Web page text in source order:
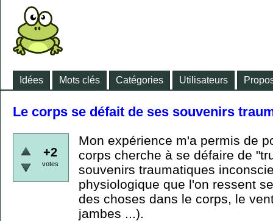
Idées Mots clés Catégories Utilisateurs
Le corps se défait de ses souvenirs
+2
votes
Mon expérience m'a permis de
corps cherche à se défaire de
souvenirs traumatiques
physiologique que l'on ressent
des choses dans le corps, le
jambes ...).